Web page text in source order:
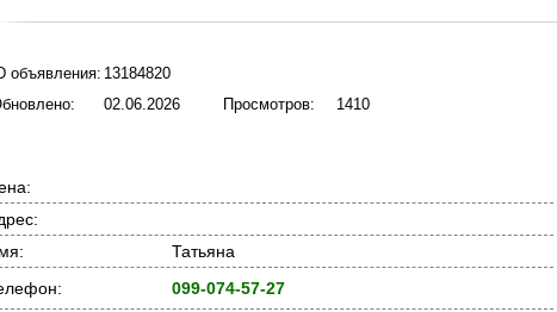
объявления: 13184820
02.06.2026 Просмотров: 1410
Татьяна
099-074-57-27